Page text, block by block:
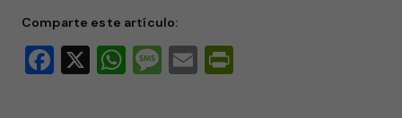
Comparte este artículo:
Facebook
X WhatsApp
Message
Email